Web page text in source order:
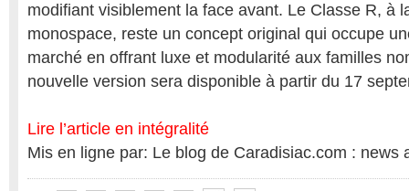
modifiant visiblement la face avant. Le Classe R, à
monospace, reste un concept original qui occupe
marché en offrant luxe et modularité aux familles
nouvelle version sera disponible à partir du 17
Lire l’article en intégralité
Mis en ligne par: Le blog de Caradisiac.com : news